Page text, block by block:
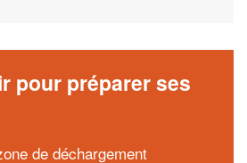
pour préparer ses
de déchargement